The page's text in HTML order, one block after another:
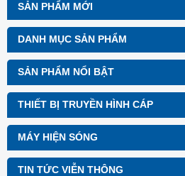
SẢN PHẨM MỚI
DANH MỤC SẢN PHẨM
SẢN PHẨM NỔI BẬT
THIẾT BỊ TRUYỀN HÌNH CÁP
MÁY HIỆN SÓNG
TIN TỨC VIỄN THÔNG